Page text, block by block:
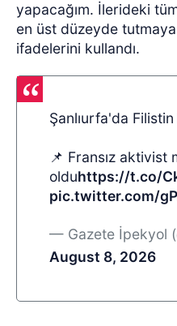
yapacağım. İlerideki
en üst düzeyde
ifadelerini kullandı.
Şanlıurfa'da
📌 Fransız aktivist
olduhttps://t.co/
pic.twitter.com/
— Gazete İpekyol
August 8, 2026